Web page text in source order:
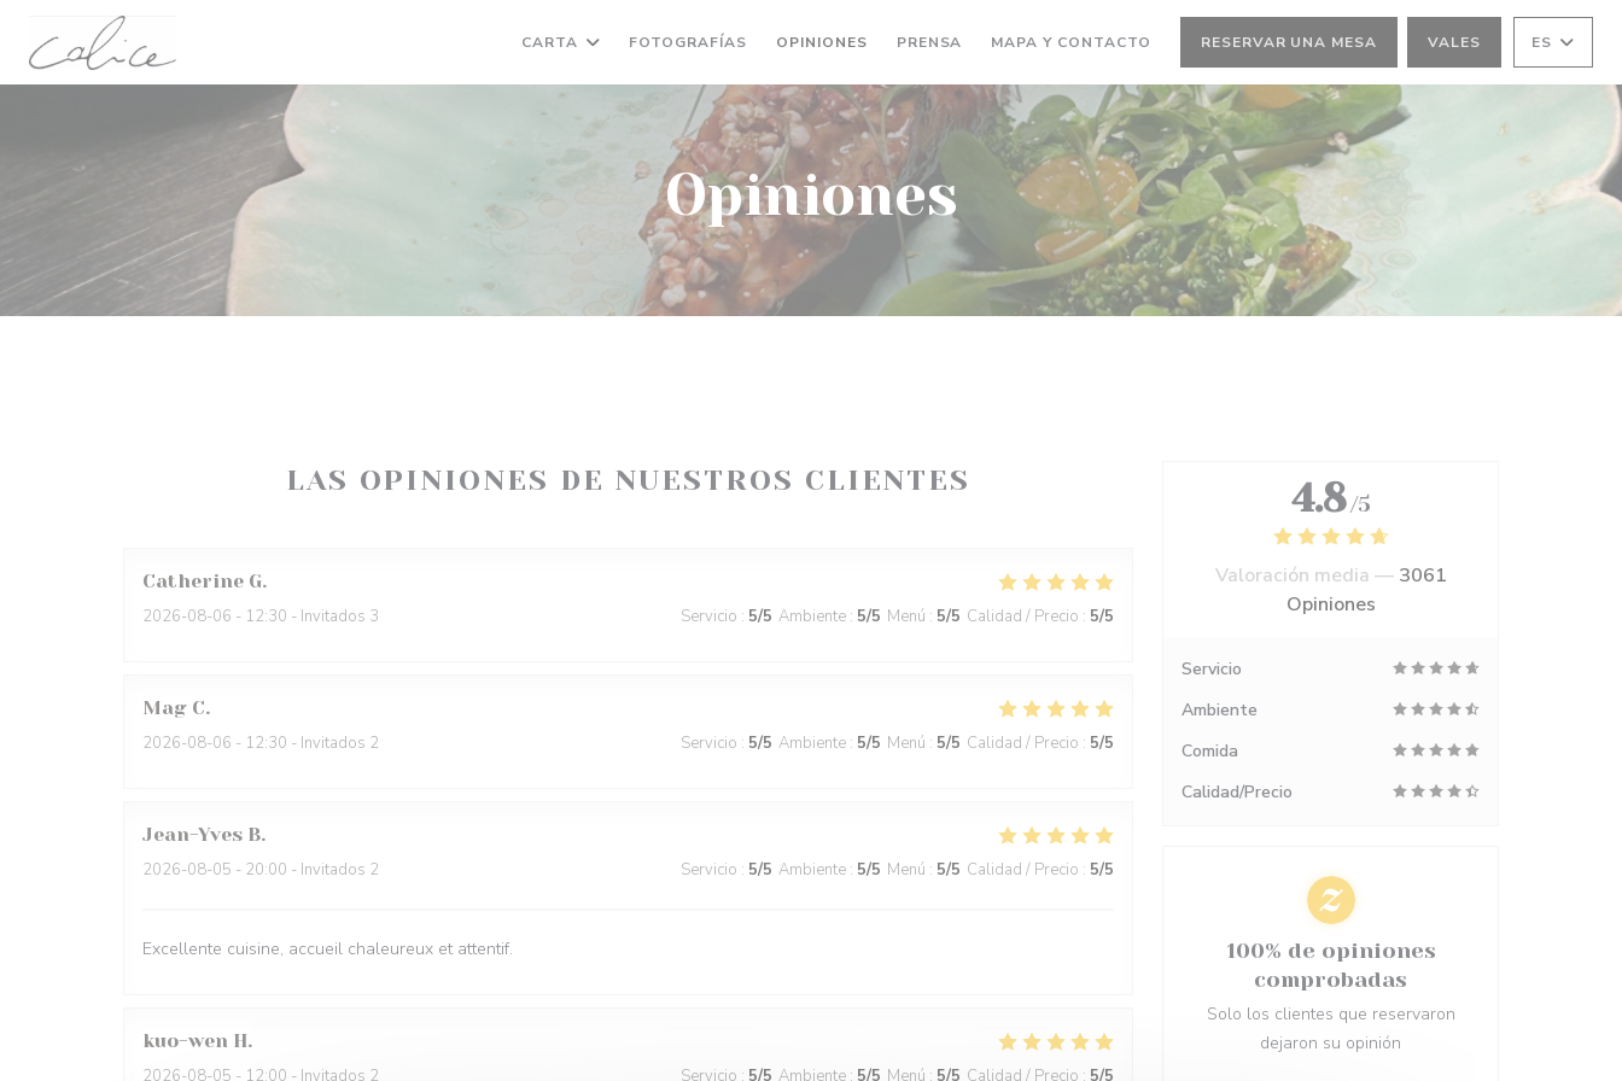
Personalización de sus opciones de cookies
CARTA FOTOGRAFÍAS OPINIONES PRENSA MAPA Y CONTACTO RESERVAR UNA MESA VALES ES
Opiniones
LAS OPINIONES DE NUESTROS CLIENTES
Catherine G
2026-08-06 - 12:30 - Invitados 3 Servicio : 5/5 Ambiente : 5/5 Menú : 5/5 Calidad / Precio : 5/5
Mag C
2026-08-06 - 12:30 - Invitados 2 Servicio : 5/5 Ambiente : 5/5 Menú : 5/5 Calidad / Precio : 5/5
Jean-Yves B
2026-08-05 - 20:00 - Invitados 2 Servicio : 5/5 Ambiente : 5/5 Menú : 5/5 Calidad / Precio : 5/5
Excellente cuisine, accueil chaleureux et attentif.
kuo-wen H
2026-08-05 - 12:00 - Invitados 2 Servicio : 5/5 Ambiente : 5/5 Menú : 5/5 Calidad / Precio : 5/5
4.8 /5
Valoración media — 3061
Opiniones
Servicio
Ambiente
Comida
Calidad/Precio
100% de opiniones
comprobadas
Solo los clientes que reservaron
dejaron su opinión